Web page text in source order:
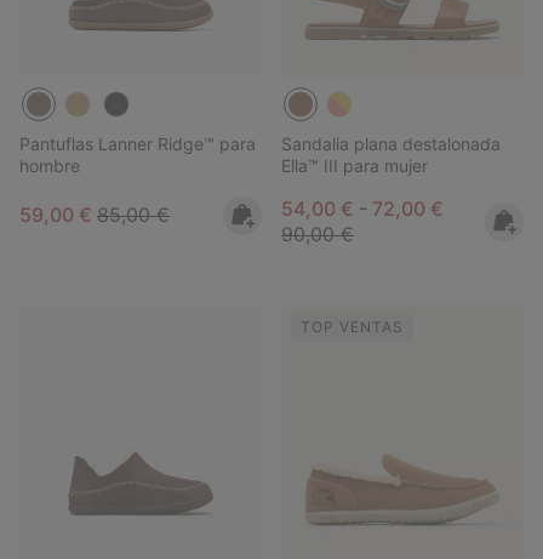
Pantuflas Lanner Ridge™ para
hombre
Sale price:
59,00 € Regular price:
85,00 €
Sandalia plana destalonada
Ella™ III para mujer
Minimum sale price:
54,00 € - Maximum sale
72,00 € Regular
90,00 €
TOP VENTAS